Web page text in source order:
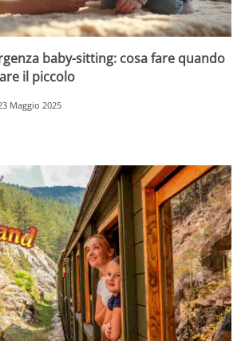
baby-sitting: cosa fare quando
il piccolo
Maggio 2025